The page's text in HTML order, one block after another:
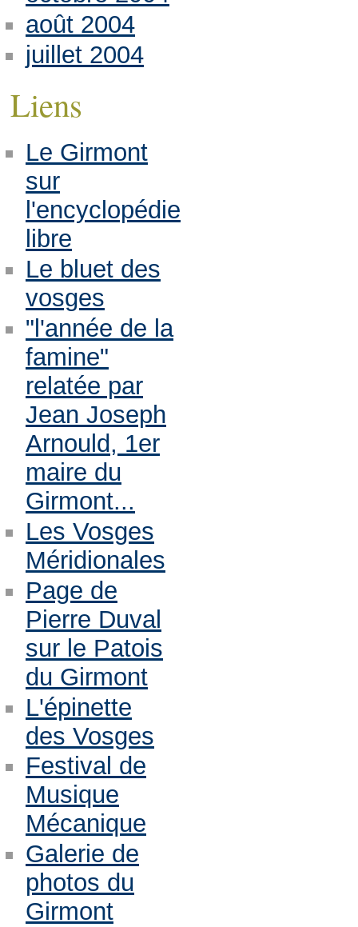
août 2004
juillet 2004
Liens
Le Girmont
sur
l'encyclopédie
libre
Le bluet des
vosges
"l'année de la
famine"
relatée par
Jean Joseph
Arnould, 1er
maire du
Girmont...
Les Vosges
Méridionales
Page de
Pierre Duval
sur le Patois
du Girmont
L'épinette
des Vosges
Festival de
Musique
Mécanique
Galerie de
photos du
Girmont